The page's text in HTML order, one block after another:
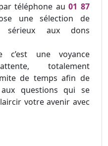
téléphone au01 87
une sélection de
sérieux aux dons
c’est une voyance
totalement
de temps afin de
questions qui se
votre avenir avec